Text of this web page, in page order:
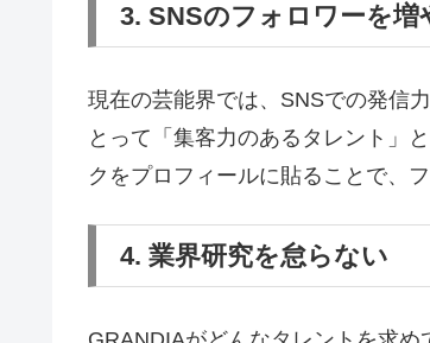
3. SNSのフォロワーを増
現在の芸能界では、SNSでの発信
とって「集客力のあるタレント」
クをプロフィールに貼ることで、
4. 業界研究を怠らない